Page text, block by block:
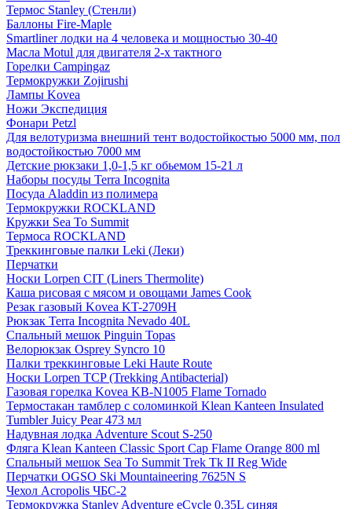
Термос Stanley (Стенли)
Баллоны Fire-Maple
Smartliner лодки на 4 человека и мощностью 30-40
Масла Motul для двигателя 2-х тактного
Горелки Campingaz
Термокружки Zojirushi
Лампы Kovea
Ножи Экспедиция
Фонари Petzl
Для велотуризма внешний тент водостойкостью 5000 мм, пол
водостойкостью 7000 мм
Детские рюкзаки 1,0-1,5 кг обьемом 15-21 л
Наборы посуды Terra Incognita
Посуда Aladdin из полимера
Термокружки ROCKLAND
Кружки Sea To Summit
Термоса ROCKLAND
Треккинговые палки Leki (Леки)
Перчатки
Носки Lorpen CIT (Liners Thermolite)
Каша рисовая с мясом и овощами James Cook
Резак газовый Kovea KT-2709H
Рюкзак Terra Incognita Nevado 40L
Спальный мешок Pinguin Topas
Велорюкзак Osprey Syncro 10
Палки треккинговые Leki Haute Route
Носки Lorpen TCP (Trekking Antibacterial)
Газовая горелка Kovea KB-N1005 Flame Tornado
Термостакан тамблер с соломинкой Klean Kanteen Insulated
Tumbler Juicy Pear 473 мл
Надувная лодка Adventure Scout S-250
Фляга Klean Kanteen Classic Sport Cap Flame Orange 800 ml
Спальный мешок Sea To Summit Trek Tk II Reg Wide
Перчатки OGSO Ski Mountaineering 7625N S
Чехол Acropolis ЧБС-2
Термокружка Stanley Adventure eCycle 0.35L синяя